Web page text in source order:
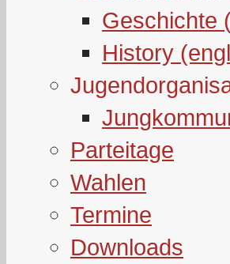
Geschichte
History
Parteitage
Wahlen
Termine
Downloads